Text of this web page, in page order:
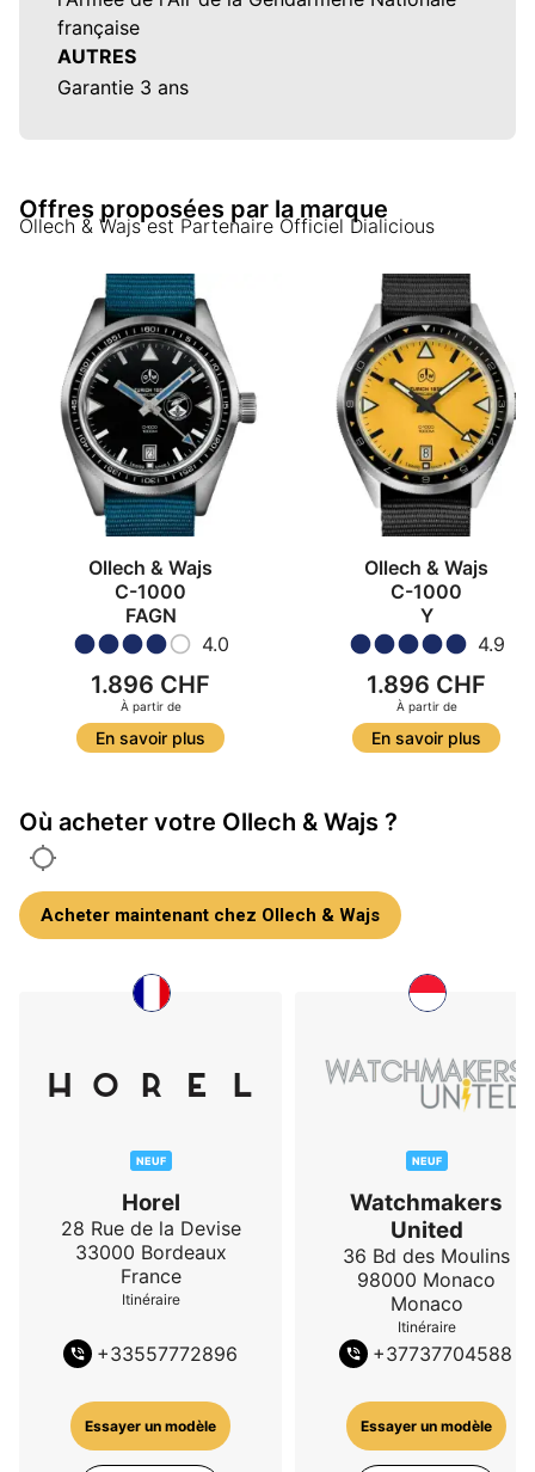
française
AUTRES
Garantie 3 ans
Offres proposées par la marque
Ollech & Wajs est Partenaire Officiel Dialicious
Ollech & Wajs
C-1000
FAGN
4.0
1.896 CHF
À partir de
En savoir plus
Ollech & Wajs
C-1000
Y
4.9
1.896 CHF
À partir de
En savoir plus
Où acheter votre Ollech & Wajs ?
Acheter maintenant chez Ollech & Wajs
NEUF
Horel
28 Rue de la Devise
33000 Bordeaux
France
Itinéraire
+33557772896
Essayer un modèle
NEUF
Watchmakers
United
36 Bd des Moulins
98000 Monaco
Monaco
Itinéraire
+37737704588
Essayer un modèle